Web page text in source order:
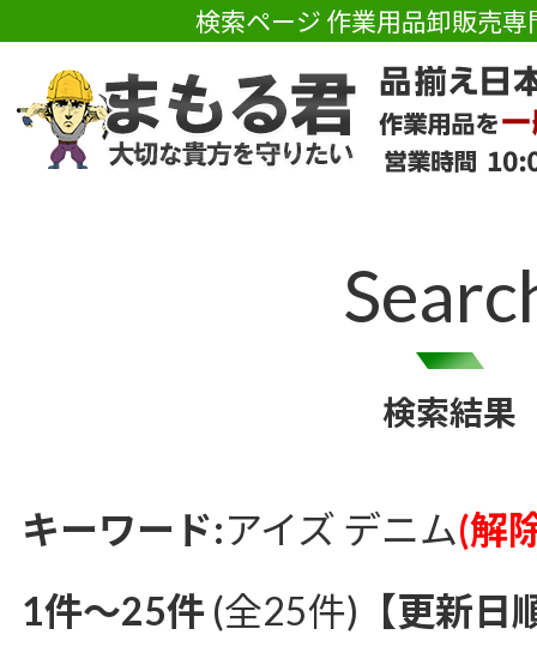
検索ページ 作業用品卸販売
検索結果
キーワード:アイズ デニム(解
1件～25件 (全25件) 【更新日